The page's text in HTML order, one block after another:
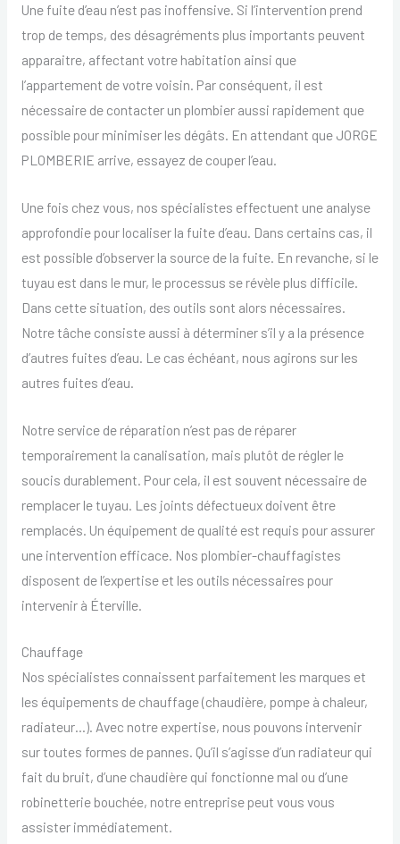
Une fuite d’eau n’est pas inoffensive. Si l’intervention prend
trop de temps, des désagréments plus importants peuvent
apparaitre, affectant votre habitation ainsi que
l’appartement de votre voisin. Par conséquent, il est
nécessaire de contacter un plombier aussi rapidement que
possible pour minimiser les dégâts. En attendant que JORGE
PLOMBERIE arrive, essayez de couper l’eau.
Une fois chez vous, nos spécialistes effectuent une analyse
approfondie pour localiser la fuite d’eau. Dans certains cas, il
est possible d’observer la source de la fuite. En revanche, si le
tuyau est dans le mur, le processus se révèle plus difficile.
Dans cette situation, des outils sont alors nécessaires.
Notre tâche consiste aussi à déterminer s’il y a la présence
d’autres fuites d’eau. Le cas échéant, nous agirons sur les
autres fuites d’eau.
Notre service de réparation n’est pas de réparer
temporairement la canalisation, mais plutôt de régler le
soucis durablement. Pour cela, il est souvent nécessaire de
remplacer le tuyau. Les joints défectueux doivent être
remplacés. Un équipement de qualité est requis pour assurer
une intervention efficace. Nos plombier-chauffagistes
disposent de l’expertise et les outils nécessaires pour
intervenir à Éterville.
Chauffage
Nos spécialistes connaissent parfaitement les marques et
les équipements de chauffage (chaudière, pompe à chaleur,
radiateur…). Avec notre expertise, nous pouvons intervenir
sur toutes formes de pannes. Qu’il s’agisse d’un radiateur qui
fait du bruit, d’une chaudière qui fonctionne mal ou d’une
robinetterie bouchée, notre entreprise peut vous vous
assister immédiatement.